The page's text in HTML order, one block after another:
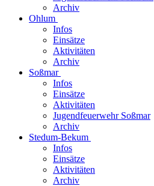
Archiv
Ohlum
Infos
Einsätze
Aktivitäten
Archiv
Soßmar
Infos
Einsätze
Aktivitäten
Jugendfeuerwehr Soßmar
Archiv
Stedum-Bekum
Infos
Einsätze
Aktivitäten
Archiv